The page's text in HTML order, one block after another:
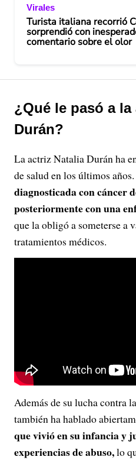
Virales
Turista italiana recorrió
sorprendió con
comentario sobre el olor
¿Qué le pasó a
Durán?
La actriz Natalia Durán ha
de salud en los últimos años.
diagnosticada con cáncer
posteriormente con una
que la obligó a someterse a
tratamientos médicos.
Además de su lucha contra
también ha hablado
que vivió en su infancia y
experiencias de abuso,lo